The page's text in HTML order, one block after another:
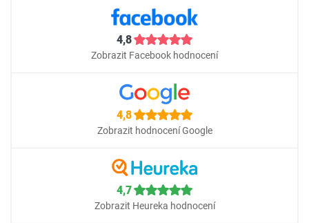
4,8
Zobrazit Facebook hodnocení
4,8
Zobrazit hodnocení Google
4,7
Zobrazit Heureka hodnocení